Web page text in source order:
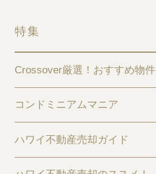
特集
Crossover厳選！おすすめ物件
コンドミニアムマニア
ハワイ不動産売却ガイド